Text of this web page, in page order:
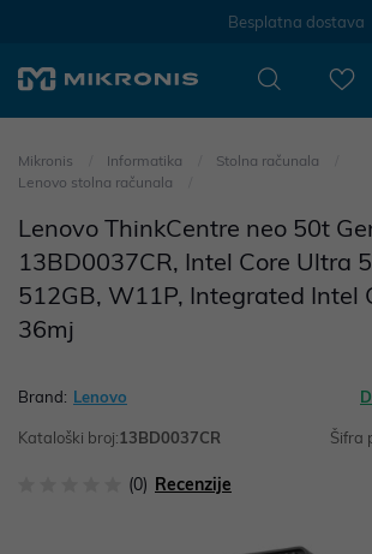
Besplatna dostava
Mikronis Informatika
Stolna računala
Lenovo stolna računala
Lenovo ThinkCentre neo 50t
13BD0037CR, Intel Core Ultra
512GB, W11P, Integrated Intel
36mj
Brand: Lenovo
Kataloški broj:13BD0037CR Šifra
(0) Recenzije